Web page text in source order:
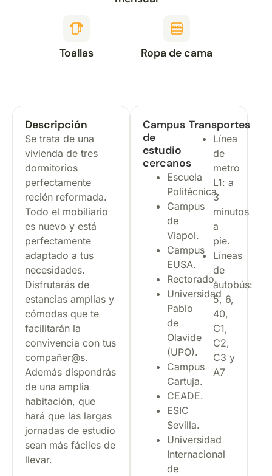
Toallas Ropa de cama
Descripción
Se trata de una
vivienda de tres
dormitorios
perfectamente
recién reformada.
Todo el mobiliario
es nuevo y está
perfectamente
adaptado a tus
necesidades.
Disfrutarás de
estancias amplias y
cómodas que te
facilitarán la
convivencia con tus
compañer@s.
Además dispondrás
de una amplia
habitación, que
hará que las largas
jornadas de estudio
sean más fáciles de
llevar.
Campus
de
estudio
cercanos
Escuela
Politécnica.
Campus
de
Viapol.
Campus
EUSA.
Rectorado.
Universidad
Pablo
de
Olavide
(UPO).
Campus
Cartuja.
CEADE.
ESIC
Sevilla.
Universidad
Internacional
de
Transportes
Línea
de
metro
L1: a
3
minutos
a
pie.
Líneas
de
autobús:
5, 6,
40,
C1,
C2,
C3 y
A7